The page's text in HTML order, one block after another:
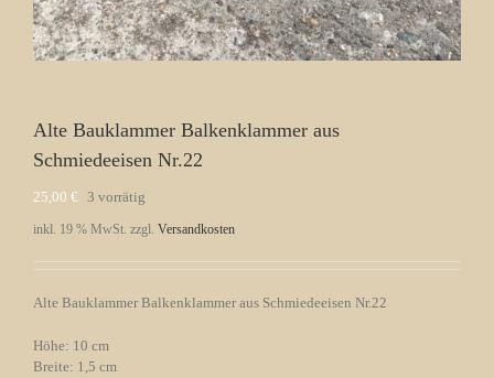
Alte Bauklammer Balkenklammer aus
Schmiedeeisen Nr.22
25,00 € 3 vorrätig
inkl. 19 % MwSt. zzgl. Versandkosten
Alte Bauklammer Balkenklammer aus Schmiedeeisen Nr.22
Höhe: 10 cm
Breite: 1,5 cm